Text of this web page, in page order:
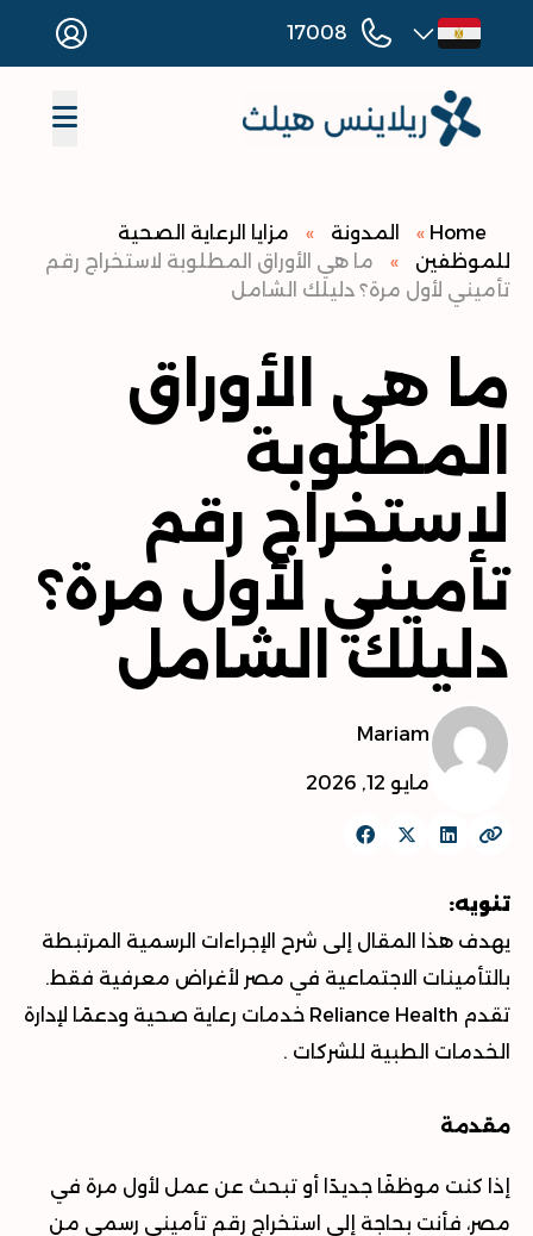
17008
Home
» المدونة »
مزايا الرعاية الصحية
للموظفين
»
ما هي الأوراق المطلوبة لاستخراج رقم
تأميني لأول مرة؟ دليلك الشامل
ما هي الأوراق
المطلوبة
لاستخراج رقم
تأميني لأول مرة؟
دليلك الشامل
Mariam
مايو 12, 2026
تنويه:
يهدف هذا المقال إلى شرح الإجراءات الرسمية المرتبطة
بالتأمينات الاجتماعية في مصر لأغراض معرفية فقط.
تقدم Reliance Health خدمات رعاية صحية ودعمًا لإدارة
الخدمات الطبية للشركات .
مقدمة
إذا كنت موظفًا جديدًا أو تبحث عن عمل لأول مرة في
مصر، فأنت بحاجة إلى استخراج رقم تأميني رسمي من